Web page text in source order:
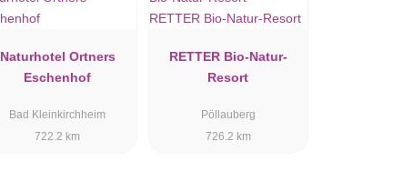
Naturhotel Ortners
Eschenhof
Bad Kleinkirchheim
722.2 km
RETTER Bio-Natur-
Resort
Pöllauberg
726.2 km